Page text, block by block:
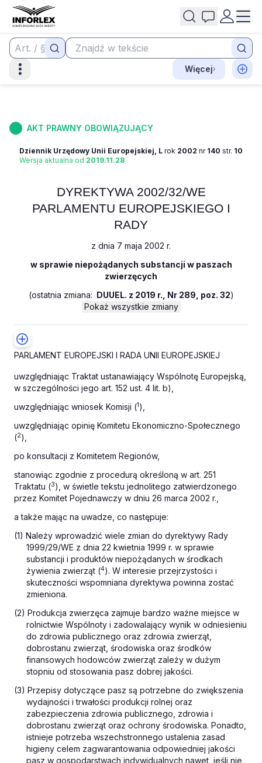
Więcej
AKT PRAWNY OBOWIĄZUJĄCY
Dziennik Urzędowy Unii Europejskiej, L rok 2002 nr 140 str. 10
Wersja aktualna od 2019.11.28
DYREKTYWA 2002/32/WE
PARLAMENTU EUROPEJSKIEGO I
RADY
z dnia 7 maja 2002 r.
w sprawie niepożądanych substancji w paszach
zwierzęcych
(ostatnia zmiana: DUUEL. z 2019 r., Nr 289, poz. 32)
Pokaż wszystkie zmiany
PARLAMENT EUROPEJSKI I RADA UNII EUROPEJSKIEJ
uwzględniając Traktat ustanawiający Wspólnotę Europejską,
w szczególności jego art. 152 ust. 4 lit. b),
uwzględniając wniosek Komisji (1),
uwzględniając opinię Komitetu Ekonomiczno-Społecznego
(2),
po konsultacji z Komitetem Regionów,
stanowiąc zgodnie z procedurą określoną w art. 251
Traktatu (3), w świetle tekstu jednolitego zatwierdzonego
przez Komitet Pojednawczy w dniu 26 marca 2002 r.,
a także mając na uwadze, co następuje:
(1) Należy wprowadzić wiele zmian do dyrektywy Rady
1999/29/WE z dnia 22 kwietnia 1999 r. w sprawie
substancji i produktów niepożądanych w środkach
żywienia zwierząt (4). W interesie przejrzystości i
skuteczności wspomniana dyrektywa powinna zostać
zmieniona.
(2) Produkcja zwierzęca zajmuje bardzo ważne miejsce w
rolnictwie Wspólnoty i zadowalający wynik w odniesieniu
do zdrowia publicznego oraz zdrowia zwierząt,
dobrostanu zwierząt, środowiska oraz środków
finansowych hodowców zwierząt zależy w dużym
stopniu od stosowania pasz dobrej jakości.
(3) Przepisy dotyczące pasz są potrzebne do zwiększenia
wydajności i trwałości produkcji rolnej oraz
zabezpieczenia zdrowia publicznego, zdrowia i
dobrostanu zwierząt oraz ochrony środowiska. Ponadto,
istnieje potrzeba wszechstronnego ustalenia zasad
higieny celem zagwarantowania odpowiedniej jakości
pasz w gospodarstwach indywidualnych nawet, jeśli nie